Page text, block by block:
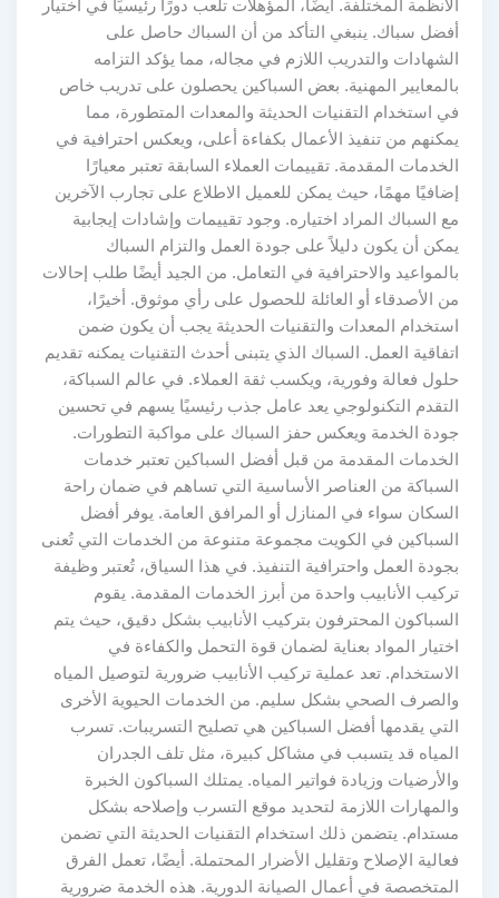
الأنظمة المختلفة. أيضًا، المؤهلات تلعب دورًا رئيسيًا في اختيار
أفضل سباك. ينبغي التأكد من أن السباك حاصل على
الشهادات والتدريب اللازم في مجاله، مما يؤكد التزامه
بالمعايير المهنية. بعض السباكين يحصلون على تدريب خاص
في استخدام التقنيات الحديثة والمعدات المتطورة، مما
يمكنهم من تنفيذ الأعمال بكفاءة أعلى، ويعكس احترافية في
الخدمات المقدمة. تقييمات العملاء السابقة تعتبر معيارًا
إضافيًا مهمًا، حيث يمكن للعميل الاطلاع على تجارب الآخرين
مع السباك المراد اختياره. وجود تقييمات وإشادات إيجابية
يمكن أن يكون دليلاً على جودة العمل والتزام السباك
بالمواعيد والاحترافية في التعامل. من الجيد أيضًا طلب إحالات
من الأصدقاء أو العائلة للحصول على رأي موثوق. أخيرًا،
استخدام المعدات والتقنيات الحديثة يجب أن يكون ضمن
اتفاقية العمل. السباك الذي يتبنى أحدث التقنيات يمكنه تقديم
حلول فعالة وفورية، ويكسب ثقة العملاء. في عالم السباكة،
التقدم التكنولوجي يعد عامل جذب رئيسيًا يسهم في تحسين
جودة الخدمة ويعكس حفز السباك على مواكبة التطورات.
الخدمات المقدمة من قبل أفضل السباكين تعتبر خدمات
السباكة من العناصر الأساسية التي تساهم في ضمان راحة
السكان سواء في المنازل أو المرافق العامة. يوفر أفضل
السباكين في الكويت مجموعة متنوعة من الخدمات التي تُعنى
بجودة العمل واحترافية التنفيذ. في هذا السياق، تُعتبر وظيفة
تركيب الأنابيب واحدة من أبرز الخدمات المقدمة. يقوم
السباكون المحترفون بتركيب الأنابيب بشكل دقيق، حيث يتم
اختيار المواد بعناية لضمان قوة التحمل والكفاءة في
الاستخدام. تعد عملية تركيب الأنابيب ضرورية لتوصيل المياه
والصرف الصحي بشكل سليم. من الخدمات الحيوية الأخرى
التي يقدمها أفضل السباكين هي تصليح التسريبات. تسرب
المياه قد يتسبب في مشاكل كبيرة، مثل تلف الجدران
والأرضيات وزيادة فواتير المياه. يمتلك السباكون الخبرة
والمهارات اللازمة لتحديد موقع التسرب وإصلاحه بشكل
مستدام. يتضمن ذلك استخدام التقنيات الحديثة التي تضمن
فعالية الإصلاح وتقليل الأضرار المحتملة. أيضًا، تعمل الفرق
المتخصصة في أعمال الصيانة الدورية. هذه الخدمة ضرورية